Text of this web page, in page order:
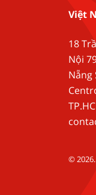
Việt
18
Nội
Nẵng
©